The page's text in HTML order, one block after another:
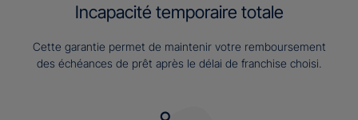
Incapacité temporaire totale
Cette garantie permet de maintenir votre remboursement
des échéances de prêt après le délai de franchise choisi.